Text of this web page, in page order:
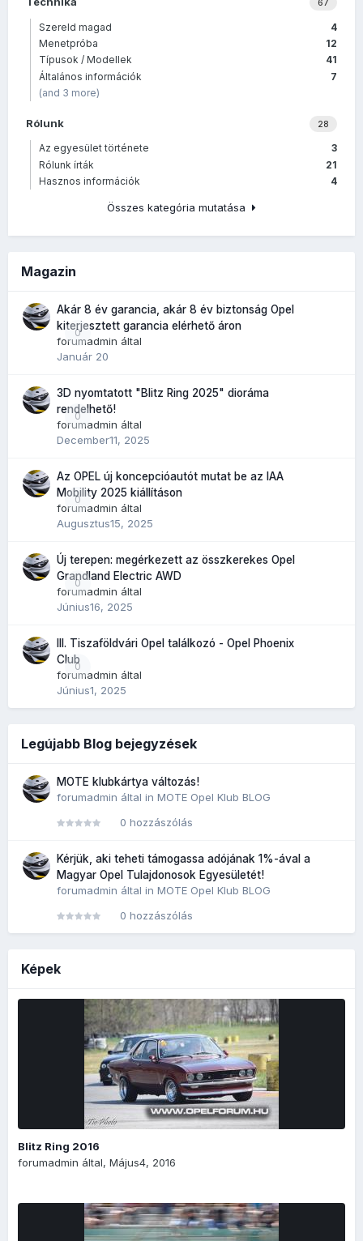
67
4
Szereld magad
12
Menetpróba
41
Típusok / Modellek
7
Általános információk
(and 3 more)
28
Rólunk
3
Az egyesület története
21
Rólunk írták
4
Hasznos információk
Összes kategória mutatása
Magazin
0
Akár 8 év garancia, akár 8 év biztonság Opel
kiterjesztett garancia elérhető áron
forumadmin által
Január 20
0
3D nyomtatott "Blitz Ring 2025" dioráma
rendelhető!
forumadmin által
December11, 2025
0
Az OPEL új koncepcióautót mutat be az IAA
Mobility 2025 kiállításon
forumadmin által
Augusztus15, 2025
0
Új terepen: megérkezett az összkerekes Opel
Grandland Electric AWD
forumadmin által
Június16, 2025
0
III. Tiszaföldvári Opel találkozó - Opel Phoenix
Club
forumadmin által
Június1, 2025
Legújabb Blog bejegyzések
MOTE klubkártya változás!
forumadmin által in MOTE Opel Klub BLOG
0 hozzászólás
Kérjük, aki teheti támogassa adójának 1%-ával a
Magyar Opel Tulajdonosok Egyesületét!
forumadmin által in MOTE Opel Klub BLOG
0 hozzászólás
Képek
Blitz Ring 2016
forumadmin által, Május4, 2016